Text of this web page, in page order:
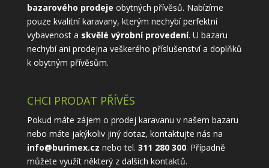
bazarového prodeje obytných přívěsů. Nabízíme
pouze kvalitní karavany, kterým nechybí perfektní
vybavenost a skvělé výrobní provedení. U bazaru
nechybí ani prodejna veškerého příslušenství a doplňků
k obytným přívěsům.
CHCI PRODAT PŘÍVĚS
Pokud máte zájem o prodej karavanu v našem bazaru
nebo máte jakýkoliv jiný dotaz, kontaktujte nás na
info@burimex.cz nebo tel. 311 280 300. Případně
můžete využít některý z dalších kontaktů.